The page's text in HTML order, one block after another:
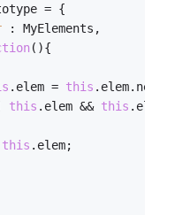
= {
: MyElements,
( )
.elem = this
this .elem && this
this .elem;